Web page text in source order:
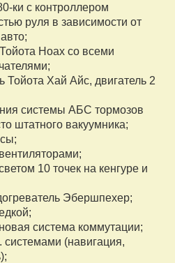
ки с контроллером
руля в зависимости от
Ноах со всеми
Тойота Хай Айс, двигатель 2
системы АБС тормозов
штатного вакуумника;
10 точек на кенгуре и
Эбершпехер;
система коммутации;
системами (навигация,